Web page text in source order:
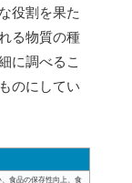
役割を果た
る物質の種
に調べるこ
のにしてい
食品の保存性向上、食